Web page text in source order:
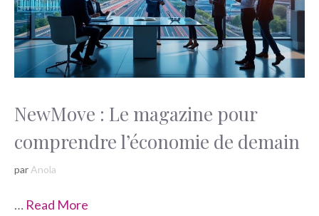
NewMove : Le magazine pour
comprendre l’économie de demain
par Anola
… Read More